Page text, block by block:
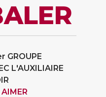
GROUPE
L'AUXILIAIRE
AIMER